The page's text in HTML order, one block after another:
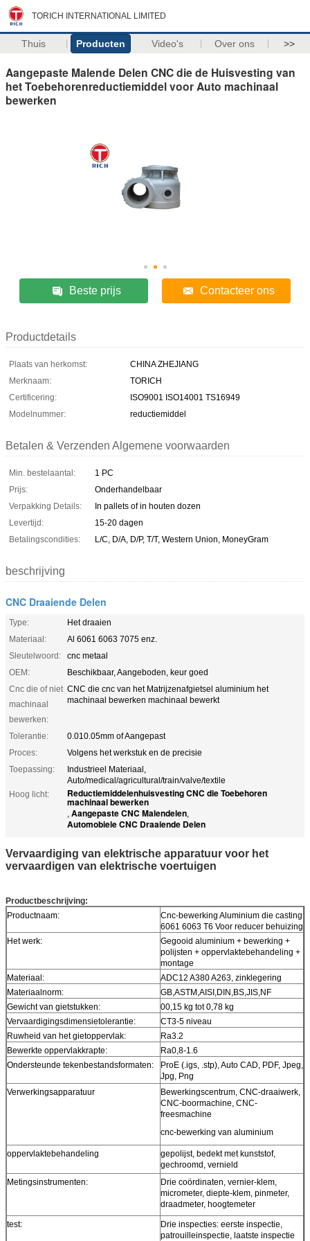
TORICH INTERNATIONAL LIMITED
Thuis Producten Video's Over ons >>
Aangepaste Malende Delen CNC die de Huisvesting van
het Toebehorenreductiemiddel voor Auto machinaal
bewerken
Beste prijs Contacteer ons
Productdetails
Plaats van herkomst:
CHINA ZHEJIANG
Merknaam:
TORICH
Certificering:
ISO9001 ISO14001 TS16949
Modelnummer:
reductiemiddel
Betalen & Verzenden Algemene voorwaarden
Min. bestelaantal:
1 PC
Prijs:
Onderhandelbaar
Verpakking Details:
In pallets of in houten dozen
Levertijd:
15-20 dagen
Betalingscondities:
L/C, D/A, D/P, T/T, Western Union, MoneyGram
beschrijving
CNC Draaiende Delen
Type:
Het draaien
Materiaal:
Al 6061 6063 7075 enz.
Sleutelwoord:
cnc metaal
OEM:
Beschikbaar, Aangeboden, keur goed
Cnc die of niet
machinaal
bewerken:
CNC die cnc van het Matrijzenafgietsel aluminium het
machinaal bewerken machinaal bewerkt
Tolerantie:
0.010.05mm of Aangepast
Proces:
Volgens het werkstuk en de precisie
Toepassing:
Industrieel Materiaal,
Auto/medical/agricultural/train/valve/textile
Hoog licht:
Reductiemiddelenhuisvesting CNC die Toebehoren
machinaal bewerken
, Aangepaste CNC Malendelen,
Automobiele CNC Draaiende Delen
Vervaardiging van elektrische apparatuur voor het
vervaardigen van elektrische voertuigen
Productbeschrijving:
Productnaam:
Cnc-bewerking Aluminium die casting
6061 6063 T6 Voor reducer behuizing
Het werk:
Gegooid aluminium + bewerking +
polijsten + oppervlaktebehandeling +
montage
Materiaal:
ADC12 A380 A263, zinklegering
Materiaalnorm:
GB,ASTM,AISI,DIN,BS,JIS,NF
Gewicht van gietstukken:
00,15 kg tot 0,78 kg
Vervaardigingsdimensietolerantie:
CT3-5 niveau
Ruwheid van het gietoppervlak:
Ra3.2
Bewerkte oppervlakkrapte:
Ra0,8-1.6
Ondersteunde tekenbestandsformaten:
ProE (.igs, .stp), Auto CAD, PDF, Jpeg,
Jpg, Png
Verwerkingsapparatuur
Bewerkingscentrum, CNC-draaiwerk,
CNC-boormachine, CNC-
freesmachine
cnc-bewerking van aluminium
oppervlaktebehandeling
gepolijst, bedekt met kunststof,
gechroomd, vernield
Metingsinstrumenten:
Drie coördinaten, vernier-klem,
micrometer, diepte-klem, pinmeter,
draadmeter, hoogtemeter
test:
Drie inspecties: eerste inspectie,
patrouilleinspectie, laatste inspectie